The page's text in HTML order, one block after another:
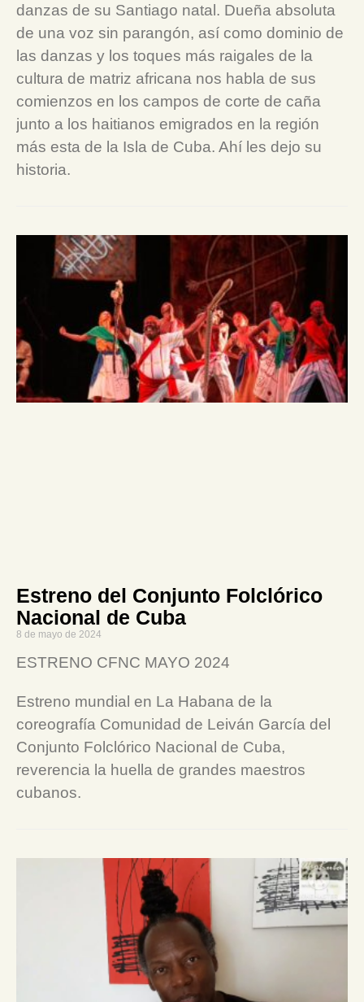
danzas de su Santiago natal. Dueña absoluta
de una voz sin parangón, así como dominio de
las danzas y los toques más raigales de la
cultura de matriz africana nos habla de sus
comienzos en los campos de corte de caña
junto a los haitianos emigrados en la región
más esta de la Isla de Cuba. Ahí les dejo su
historia.
Estreno del Conjunto Folclórico
Nacional de Cuba
8 de mayo de 2024
ESTRENO CFNC MAYO 2024
Estreno mundial en La Habana de la
coreografía Comunidad de Leiván García del
Conjunto Folclórico Nacional de Cuba,
reverencia la huella de grandes maestros
cubanos.